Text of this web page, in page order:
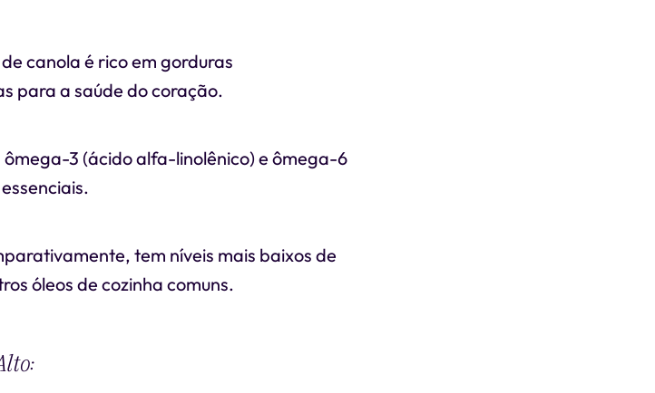
canola é rico em gorduras
para a saúde do coração.
3 (ácido alfa-linolênico) e ômega-6
tem níveis mais baixos de
óleos de cozinha comuns.